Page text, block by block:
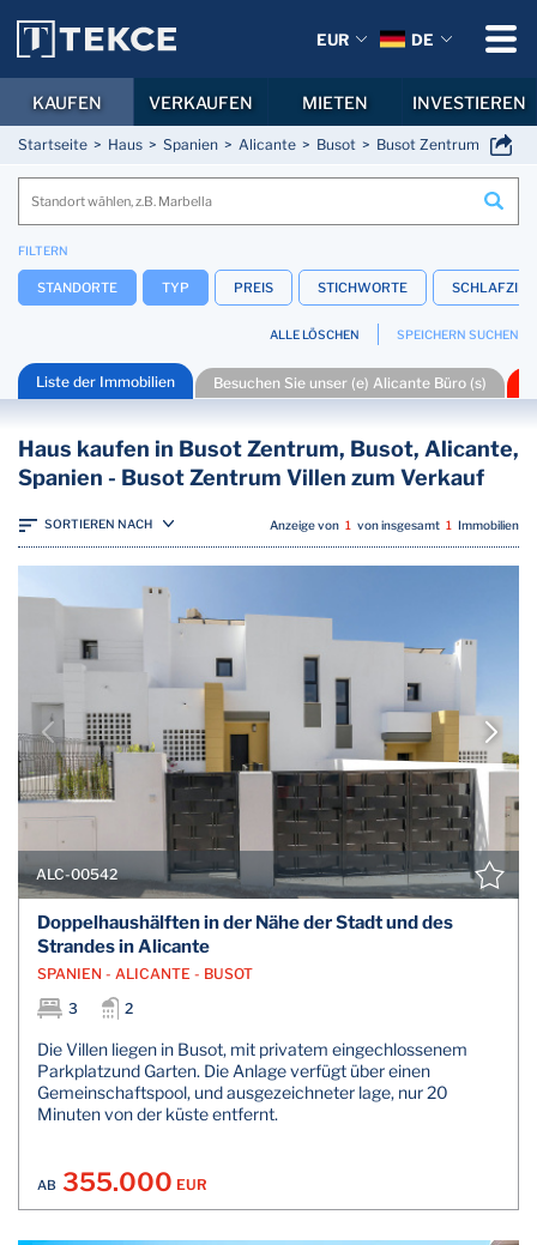
Startseite Haus Spanien Alicante Busot Busot Zentrum
FILTERN
STANDORTE TYP PREIS STICHWORTE
ALLE LÖSCHEN SPEICHERN SUCHEN
Liste der Immobilien Besuchen Sie unser (e) Alicante Büro (s)
Haus kaufen in Busot Zentrum, Busot, Alicante,
Spanien - Busot Zentrum Villen zum Verkauf
SORTIEREN NACH Anzeige von 1 von insgesamt 1 Immobilien
ALC-00542
Doppelhaushälften in der Nähe der Stadt und des
Strandes in Alicante
SPANIEN - ALICANTE - BUSOT
3
2
Die Villen liegen in Busot, mit privatem eingechlossenem
Parkplatzund Garten. Die Anlage verfügt über einen
Gemeinschaftspool, und ausgezeichneter lage, nur 20
Minuten von der küste entfernt.
AB 355.000 EUR
EUR DE
KAUFEN VERKAUFEN MIETEN INVESTIEREN